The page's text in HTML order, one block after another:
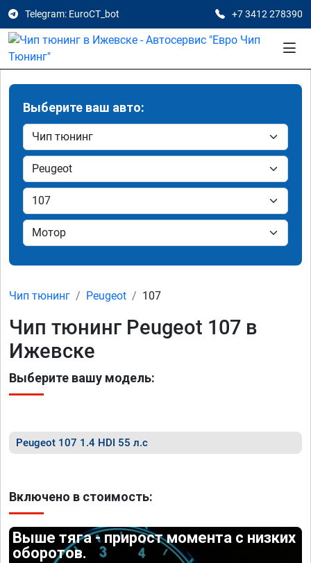
Telegram: EuroCT_bot +7 3412 278390
Выберите ваш авто:
Чип тюнинг Peugeot 107
Чип тюнинг Peugeot 107 в
Ижевске
Выберите вашу модель:
Peugeot 107 1.4 HDI 55 л.с
Включено в стоимость:
Выше тяга - прирост момента с низких
оборотов.